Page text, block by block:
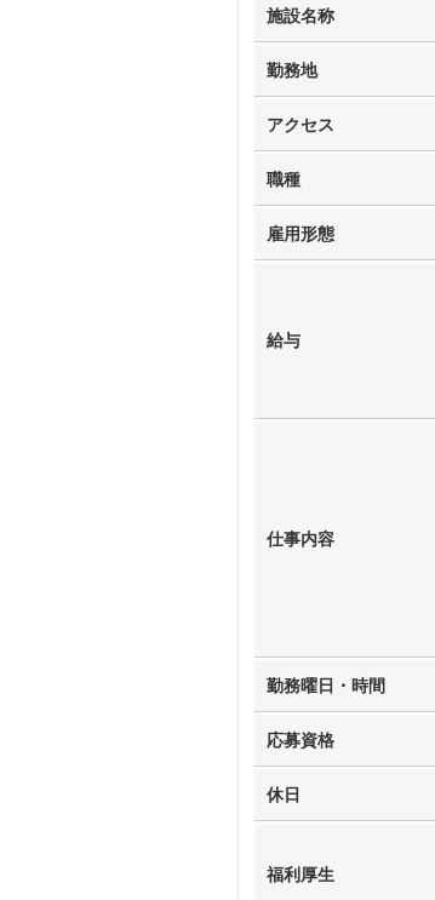
施設名称
勤務地
アクセス
職種
雇用形態
給与
仕事内容
勤務曜日・時間
応募資格
休日
福利厚生